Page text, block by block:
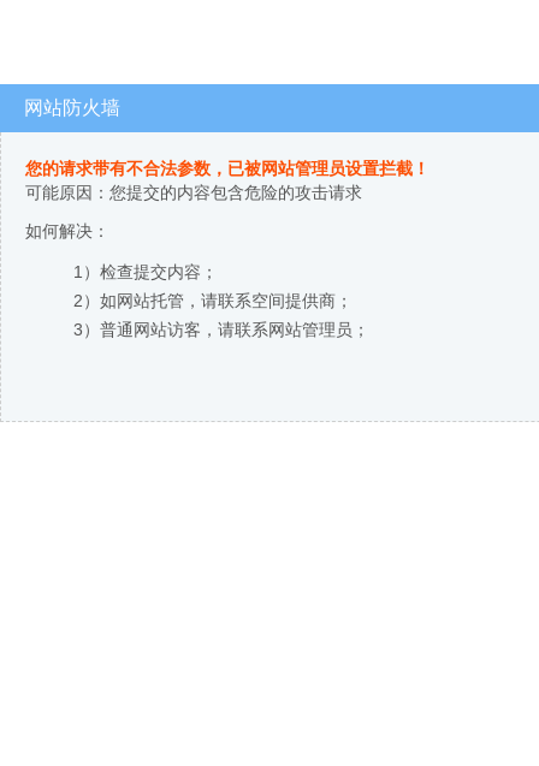
网站防火墙
您的请求带有不合法参数，已被网站管理员设置拦截！
可能原因：您提交的内容包含危险的攻击请求
如何解决：
1）检查提交内容；
2）如网站托管，请联系空间提供商；
3）普通网站访客，请联系网站管理员；